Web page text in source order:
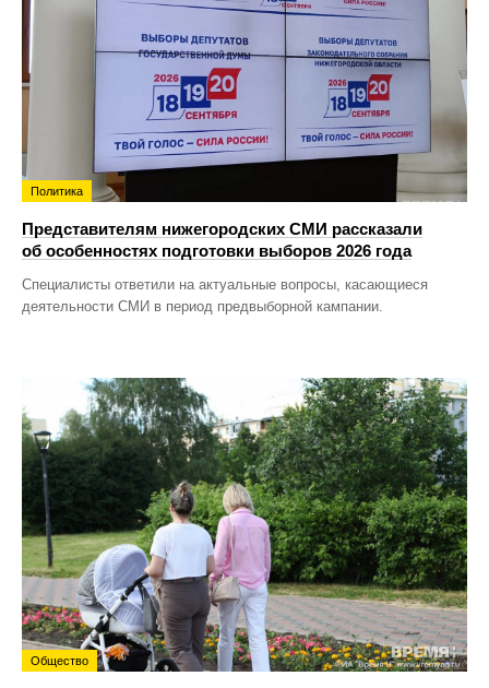
Политика
Представителям нижегородских СМИ рассказали
об особенностях подготовки выборов 2026 года
Специалисты ответили на актуальные вопросы, касающиеся
деятельности СМИ в период предвыборной кампании.
Общество